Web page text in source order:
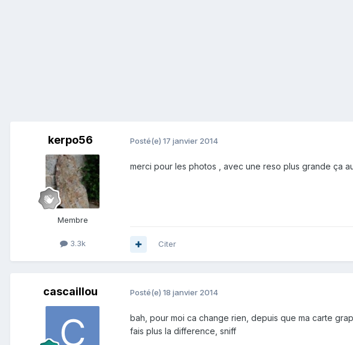
kerpo56
Membre
3.3k
Posté(e) 17 janvier 2014
merci pour les photos , avec une reso plus grande ça
Citer
cascaillou Posté(e) 18 janvier 2014
bah, pour moi ca change rien, depuis que ma carte
fais plus la difference, sniff